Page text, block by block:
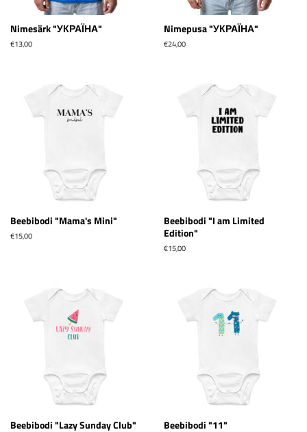
Nimesärk "УКРАЇНА"
Tavahind
€13,00
Nimepusa "УКРАЇНА"
Tavahind
€24,00
Beebibodi "Mama's Mini"
Tavahind
€15,00
Beebibodi "I am Limited
Edition"
Tavahind
€15,00
Beebibodi "Lazy Sunday Club" Beebibodi "11"